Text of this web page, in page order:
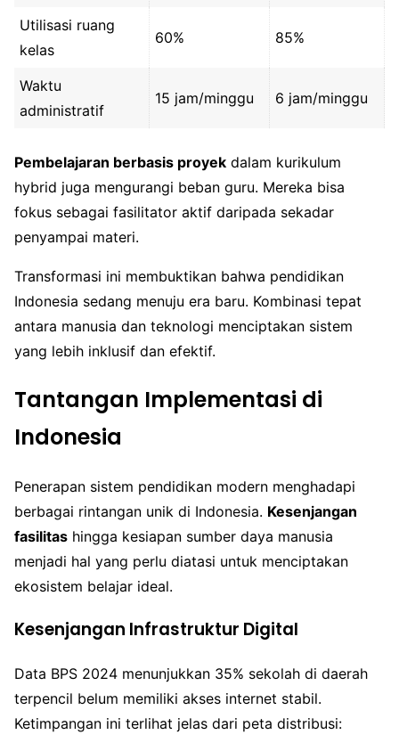
Utilisasi ruang
kelas
60% 85%
Waktu
administratif
15 jam/minggu 6 jam/minggu
Pembelajaran berbasis proyek dalam kurikulum
hybrid juga mengurangi beban guru. Mereka bisa
fokus sebagai fasilitator aktif daripada sekadar
penyampai materi.
Transformasi ini membuktikan bahwa pendidikan
Indonesia sedang menuju era baru. Kombinasi tepat
antara manusia dan teknologi menciptakan sistem
yang lebih inklusif dan efektif.
Tantangan Implementasi di
Indonesia
Penerapan sistem pendidikan modern menghadapi
berbagai rintangan unik di Indonesia. Kesenjangan
fasilitas hingga kesiapan sumber daya manusia
menjadi hal yang perlu diatasi untuk menciptakan
ekosistem belajar ideal.
Kesenjangan Infrastruktur Digital
Data BPS 2024 menunjukkan 35% sekolah di daerah
terpencil belum memiliki akses internet stabil.
Ketimpangan ini terlihat jelas dari peta distribusi: